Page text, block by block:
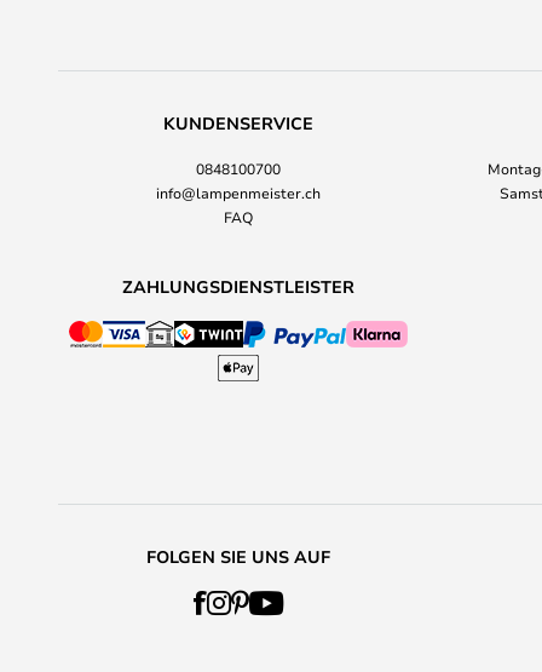
KUNDENSERVICE
0848100700
info@lampenmeister.ch
FAQ
ZAHLUNGSDIENSTLEISTER
FOLGEN SIE UNS AUF